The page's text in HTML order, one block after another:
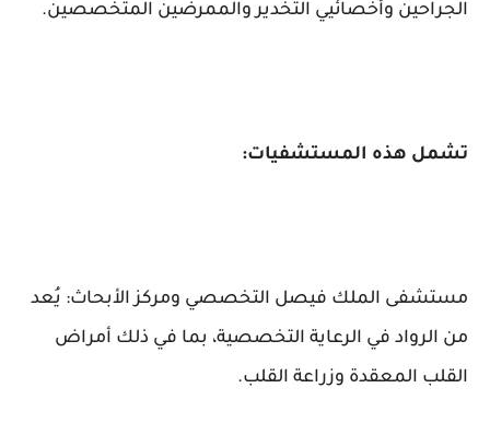
الجراحين وأخصائيي التخدير والممرضين المتخصصين.
تشمل هذه المستشفيات:
مستشفى الملك فيصل التخصصي ومركز الأبحاث: يُعد
من الرواد في الرعاية التخصصية، بما في ذلك أمراض
القلب المعقدة وزراعة القلب.